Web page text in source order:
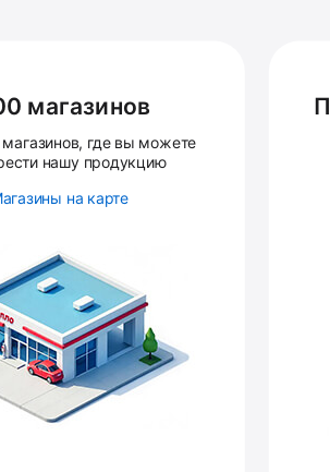
магазинов
где вы можете
нашу продукцию
на карте